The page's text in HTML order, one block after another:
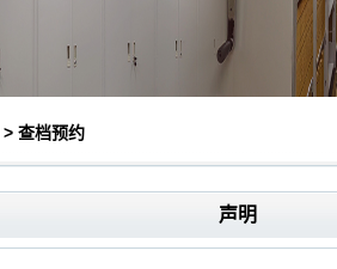
> 查档预约
声明